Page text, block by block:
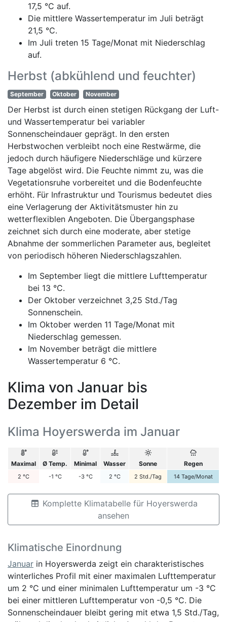
17,5 °C auf.
Die mittlere Wassertemperatur im Juli beträgt
21,5 °C.
Im Juli treten 15 Tage/Monat mit Niederschlag
auf.
Herbst (abkühlend und feuchter)
September Oktober November
Der Herbst ist durch einen stetigen Rückgang der Luft-
und Wassertemperatur bei variabler
Sonnenscheindauer geprägt. In den ersten
Herbstwochen verbleibt noch eine Restwärme, die
jedoch durch häufigere Niederschläge und kürzere
Tage abgelöst wird. Die Feuchte nimmt zu, was die
Vegetationsruhe vorbereitet und die Bodenfeuchte
erhöht. Für Infrastruktur und Tourismus bedeutet dies
eine Verlagerung der Aktivitätsmuster hin zu
wetterflexiblen Angeboten. Die Übergangsphase
zeichnet sich durch eine moderate, aber stetige
Abnahme der sommerlichen Parameter aus, begleitet
von periodisch höheren Niederschlagszahlen.
Im September liegt die mittlere Lufttemperatur
bei 13 °C.
Der Oktober verzeichnet 3,25 Std./Tag
Sonnenschein.
Im Oktober werden 11 Tage/Monat mit
Niederschlag gemessen.
Im November beträgt die mittlere
Wassertemperatur 6 °C.
Klima von Januar bis
Dezember im Detail
Klima Hoyerswerda im Januar
Maximal Ø Temp. Minimal Wasser Sonne Regen
2 °C -1 °C -3 °C 2 °C 2 Std./Tag 14 Tage/Monat
Komplette Klimatabelle für Hoyerswerda
ansehen
Klimatische Einordnung
Januar in Hoyerswerda zeigt ein charakteristisches
winterliches Profil mit einer maximalen Lufttemperatur
um 2 °C und einer minimalen Lufttemperatur um -3 °C
bei einer mittleren Lufttemperatur von -0,5 °C. Die
Sonnenscheindauer bleibt gering mit etwa 1,5 Std./Tag,